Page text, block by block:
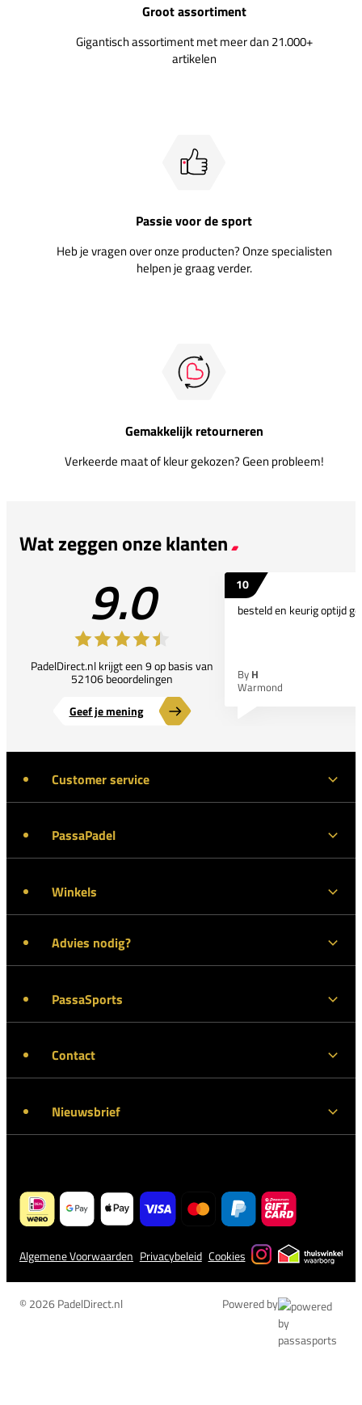
Groot assortiment
Gigantisch assortiment met meer dan 21.000+
artikelen
Passie voor de sport
Heb je vragen over onze producten? Onze specialisten
helpen je graag verder.
Gemakkelijk retourneren
Verkeerde maat of kleur gekozen? Geen probleem!
Wat zeggen onze klanten
9.0
PadelDirect.nl krijgt een 9 op basis van
52106 beoordelingen
Geef je mening
10
besteld en keurig optijd
By H
Warmond
Customer service
PassaPadel
Winkels
Advies nodig?
PassaSports
Contact
Nieuwsbrief
Algemene Voorwaarden Privacybeleid Cookies
© 2026 PadelDirect.nl Powered by